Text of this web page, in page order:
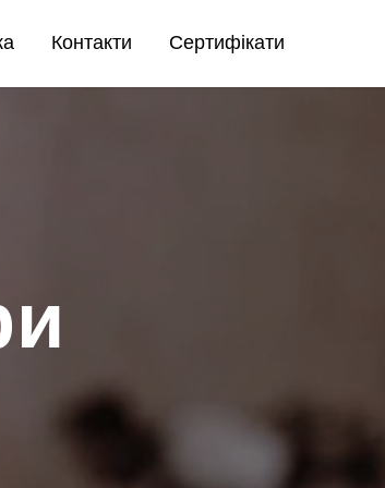
Контакти Сертифікати